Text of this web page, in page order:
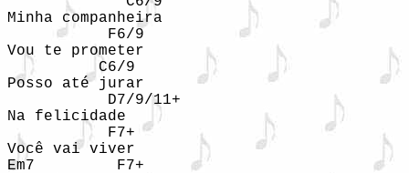
Minha companheira
           F6/9
Vou te prometer
          C6/9
Posso até jurar
           D7/9/11+
Na felicidade
           F7+
Você vai viver
Em7         F7+